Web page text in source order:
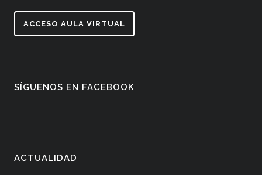
ACCESO AULA VIRTUAL
SÍGUENOS EN FACEBOOK
ACTUALIDAD